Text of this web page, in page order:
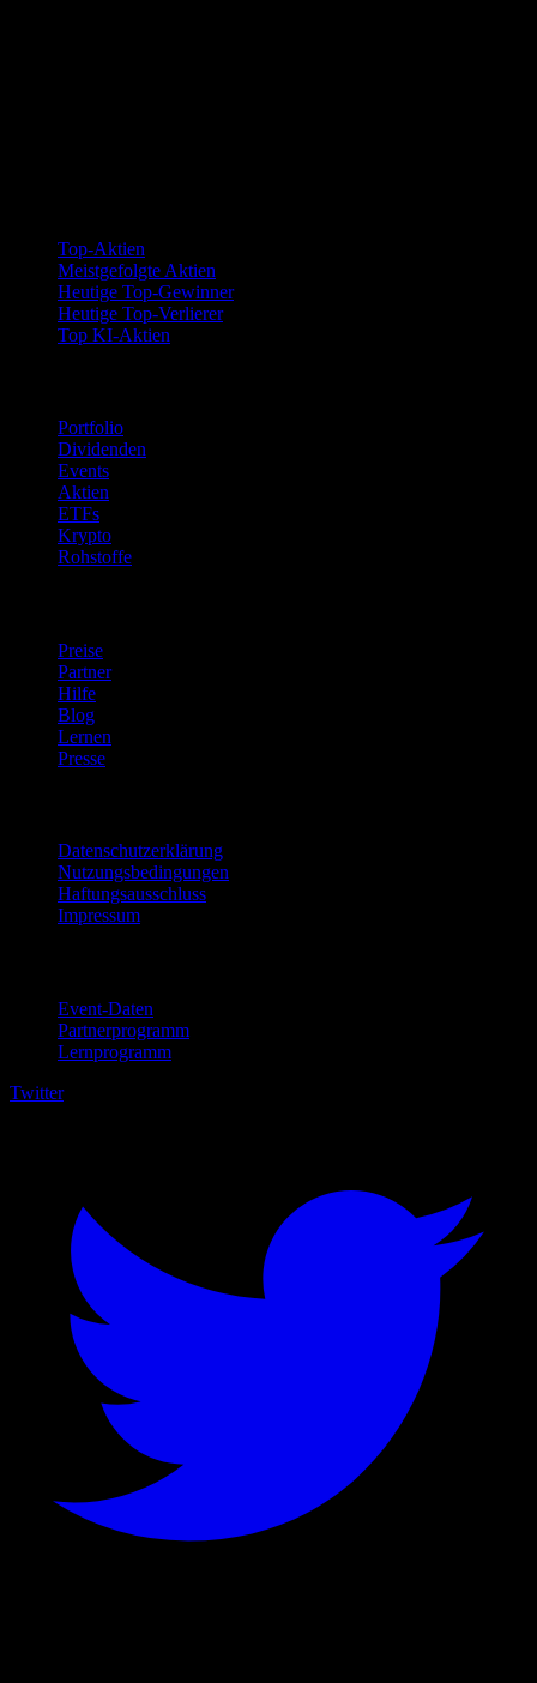
Top-Aktien
Meistgefolgte Aktien
Heutige Top-Gewinner
Heutige Top-Verlierer
Top KI-Aktien
Portfolio
Dividenden
Events
Aktien
ETFs
Krypto
Rohstoffe
Preise
Partner
Hilfe
Blog
Lernen
Presse
Datenschutzerklärung
Nutzungsbedingungen
Haftungsausschluss
Impressum
Event-Daten
Partnerprogramm
Lernprogramm
Twitter